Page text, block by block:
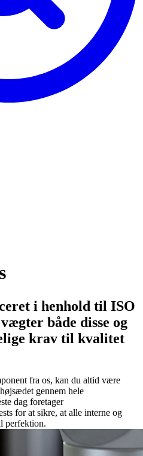
i henhold til ISO
både disse og
krav til kvalitet
fra os, kan du altid være
gennem hele
dag foretager
for at sikre, at alle interne og
perfektion.